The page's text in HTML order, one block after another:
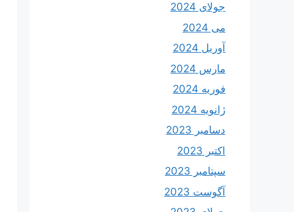
جولای 2024
می 2024
آوریل 2024
مارس 2024
فوریه 2024
ژانویه 2024
دسامبر 2023
اکتبر 2023
سپتامبر 2023
آگوست 2023